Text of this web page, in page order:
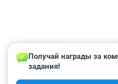
Получай награды за
задания!